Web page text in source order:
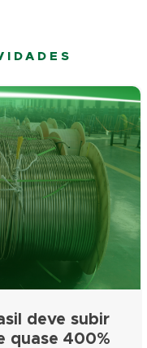
deve subir
quase 400%